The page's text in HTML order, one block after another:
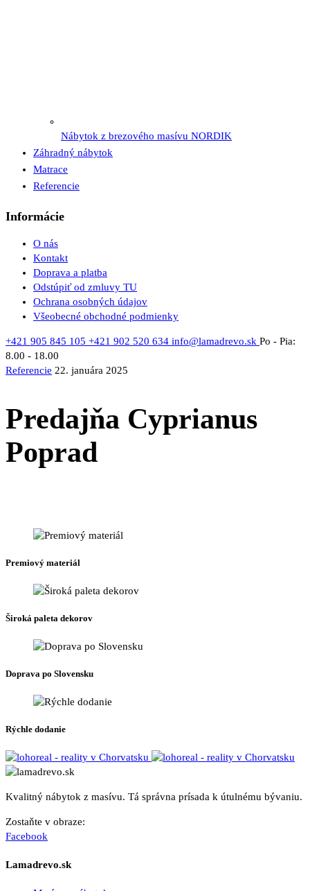
Nábytok z brezového masívu NORDIK
Záhradný nábytok
Matrace
Referencie
Informácie
O nás
Kontakt
Doprava a platba
Odstúpiť od zmluvy TU
Ochrana osobných údajov
Všeobecné obchodné podmienky
+421 905 845 105 +421 902 520 634 info@lamadrevo.sk Po - Pia:
8.00 - 18.00
Referencie 22. januára 2025
Predajňa Cyprianus
Poprad
Premiový materiál
Široká paleta dekorov
Doprava po Slovensku
Rýchle dodanie
Kvalitný nábytok z masívu. Tá správna prísada k útulnému bývaniu.
Zostaňte v obraze:
Facebook
Lamadrevo.sk